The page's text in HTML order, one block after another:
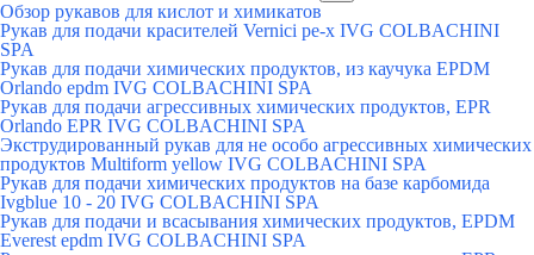
Обзор рукавов для кислот и химикатов
Рукав для подачи красителей Vernici pe-x IVG COLBACHINI
SPA
Рукав для подачи химических продуктов, из каучука EPDM
Orlando epdm IVG COLBACHINI SPA
Рукав для подачи агрессивных химических продуктов, EPR
Orlando EPR IVG COLBACHINI SPA
Экструдированный рукав для не особо агрессивных химических
продуктов Multiform yellow IVG COLBACHINI SPA
Рукав для подачи химических продуктов на базе карбомида
Ivgblue 10 - 20 IVG COLBACHINI SPA
Рукав для подачи и всасывания химических продуктов, EPDM
Everest epdm IVG COLBACHINI SPA